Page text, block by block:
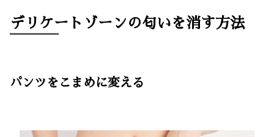
デリケートゾーンの匂いを消す方法
パンツをこまめに変える